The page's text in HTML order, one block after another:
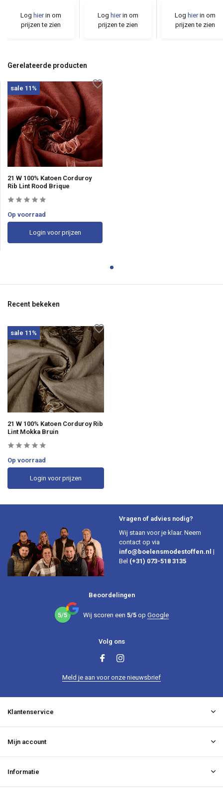
Log hierin om
prijzen te zien
Log hierin om
prijzen te zien
Log hierin om
prijzen te zien
Gerelateerde producten
sale 11%
21 W 100% Katoen Corduroy
Rib Lint Rood Brique
Op voorraad
Login voor prijzen
Recent bekeken
sale 11%
21 W 100% Katoen Corduroy Rib
Lint Mokka Bruin
Op voorraad
Login voor prijzen
Vragen of advies nodig?
Wij staan voor je klaar. Neem
contact op via
info@boelensmodestoffen.nl |
Bel (+31) 073-518 3135
Beoordelingen
5/5 Wij scoren een 5/5op Google
Volg ons
Meld je aan voor onze nieuwsbrief
Klantenservice
Mijn account
Informatie